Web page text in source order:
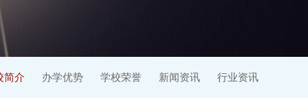
简介 办学优势 学校荣誉 新闻资讯 行业资讯